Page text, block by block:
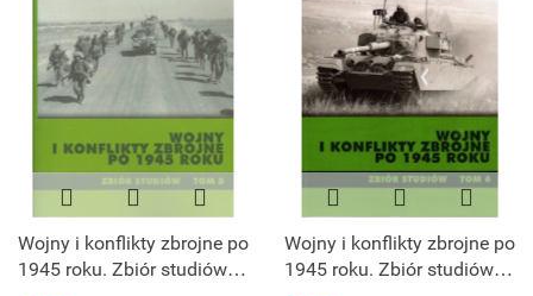
Wojny i konflikty zbrojne po
1945 roku. Zbiór studiów
Wojny i konflikty zbrojne po
1945 roku. Zbiór studiów